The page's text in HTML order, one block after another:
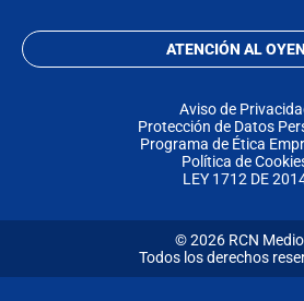
ATENCIÓN AL
Aviso de
Protección de Datos
Programa de Ética
Política de
LEY 1712 DE
© 2026 RCN
Todos los derechos